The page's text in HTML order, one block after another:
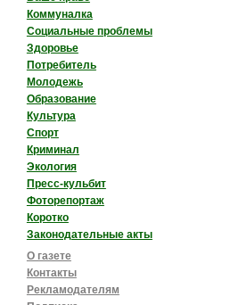
Коммуналка
Социальные проблемы
Здоровье
Потребитель
Молодежь
Образование
Культура
Спорт
Криминал
Экология
Пресс-кульбит
Фоторепортаж
Коротко
Законодательные акты
О газете
Контакты
Рекламодателям